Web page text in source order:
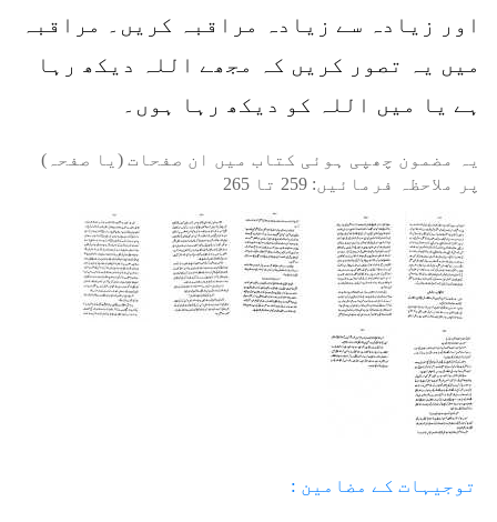
اور زیادہ سے زیادہ مراقبہ کریں۔ مراقبہ
میں یہ تصور کریں کہ مجھے اللہ دیکھ رہا
ہے یا میں اللہ کو دیکھ رہا ہوں۔
یہ مضمون چھپی ہوئی کتاب میں ان صفحات (یا صفحہ)
پر ملاحظہ فرمائیں: 259 تا 265
توجیہات کے مضامین :